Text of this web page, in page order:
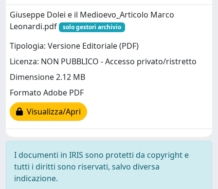
Giuseppe Dolei e il Medioevo_Articolo Marco
Leonardi.pdf
solo gestori archivio
Tipologia: Versione Editoriale (PDF)
Licenza: NON PUBBLICO - Accesso privato/ristretto
Dimensione 2.12 MB
Formato Adobe PDF
Visualizza/Apri
I documenti in IRIS sono protetti da copyright e
tutti i diritti sono riservati, salvo diversa
indicazione.